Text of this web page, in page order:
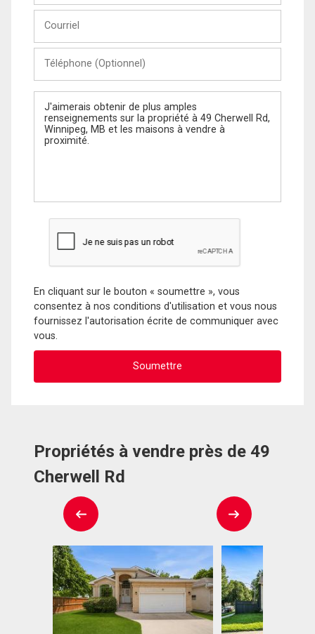
Nom
(Optionnel)
Message
En cliquant sur le bouton « soumettre », vous
consentez à nos conditions d'utilisation et vous nous
fournissez l'autorisation écrite de communiquer avec
vous.
Propriétés à vendre près de 49
Cherwell Rd